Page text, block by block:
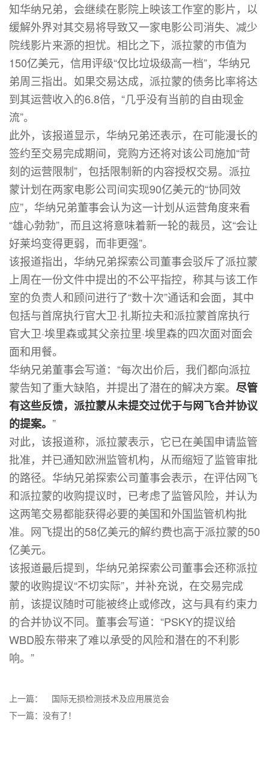
知华纳兄弟，会继续在影院上映该工作室的影片，以
缓解外界对其交易将导致又一家电影公司消失、减少
院线影片来源的担忧。相比之下，派拉蒙的市值为
150亿美元，信用评级“仅比垃圾级高一档”，华纳兄
弟周三指出。如果交易达成，派拉蒙的债务比率将达
到其运营收入的6.8倍，“几乎没有当前的自由现金
流”。
此外，该报道显示，华纳兄弟还表示，在可能漫长的
签约至交易完成期间，竞购方还将对该公司施加“苛
刻的运营限制”，包括限制新的内容授权交易。派拉
蒙计划在两家电影公司间实现90亿美元的“协同效
应”，华纳兄弟董事会认为这一计划从运营角度来看
“雄心勃勃”，而且这将意味着新一轮的裁员，这“会让
好莱坞变得更弱，而非更强”。
该报道指出，华纳兄弟探索公司董事会驳斥了派拉蒙
上周在一份文件中提出的不公平指控，称其与该工作
室的负责人和顾问进行了“数十次”通话和会面，其中
包括与首席执行官大卫·扎斯拉夫和派拉蒙首席执行
官大卫·埃里森或其父亲拉里·埃里森的四次面对面会
面和用餐。
华纳兄弟董事会写道：“每次出价后，我们都向派拉
蒙告知了重大缺陷，并提出了潜在的解决方案。 尽管
有这些反馈，派拉蒙从未提交过优于与网飞合并协议
的提案。 ”
对此，该报道称，派拉蒙表示，它已在美国申请监管
批准，并已通知欧洲监管机构，从而缩短了监管审批
的路径。华纳兄弟探索公司董事会表示，在评估网飞
和派拉蒙的收购提议时，已考虑了监管风险，并认为
这两笔交易都能获得必要的美国和外国监管机构批
准。网飞提出的58亿美元的解约费也高于派拉蒙的50
亿美元。
该报道最后提到，华纳兄弟探索公司董事会还称派拉
蒙的收购提议“不切实际”，并补充说，在交易完成
前，该提议随时可能被终止或修改，这与具有约束力
的合并协议不同。董事会写道：“PSKY的提议给
WBD股东带来了难以承受的风险和潜在的不利影
响。”
上一篇：
国际无损检测技术及应用展览会
下一篇：没有了！